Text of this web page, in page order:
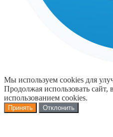
Мы используем cookies для
Продолжая использовать сайт,
использованием cookies.
Принять Отклонить